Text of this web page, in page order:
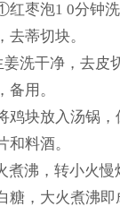
红枣泡1 0分钟
去蒂切块。
，去皮切片
备用。
鸡块放入汤锅，
和料酒。
小火慢炖1
糖，大火煮沸即